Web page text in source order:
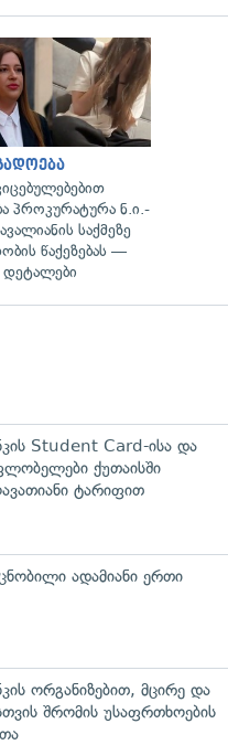
პროკურატურა ნ.ი.-
საქმეზე
წაქეზებას —
დეტალები
Student Card-ისა და
ქუთაისში
ტარიფით
ადამიანი ერთი
ორგანიზებით, მცირე და
შრომის უსაფრთხოების